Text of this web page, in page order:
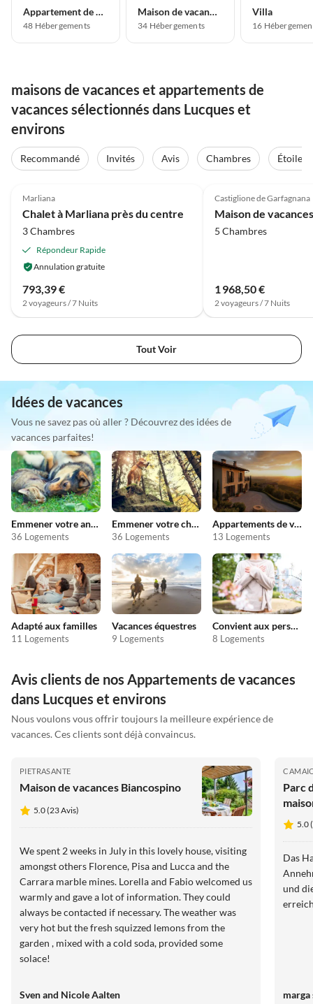
Appartement de vacances
48 Hébergements
Maison de vacances
34 Hébergements
Villa
16
maisons de vacances et appartements de
vacances sélectionnés dans Lucques et
environs
Recommandé Invités Avis Chambres
Étoiles
Marliana
Chalet à Marliana près du centre
3 Chambres
Répondeur Rapide
Annulation gratuite
793,39 €
2 voyageurs / 7 Nuits
Castiglione de Garfagnana
5 Chambres
1 968,50 €
2 voyageurs / 7 Nuits
Tout Voir
Idées de vacances
Vous ne savez pas où aller ? Découvrez des idées de
vacances parfaites!
Emmener votre animal en vacances
36 Logements
Emmener votre chien en vacances
36 Logements
Appartements de vacances pas chers
13 Logements
Adapté aux familles
11 Logements
Vacances équestres
9 Logements
Convient aux personnes allergiques
8 Logements
Avis clients de nos Appartements de vacances
dans Lucques et environs
Nous voulons vous offrir toujours la meilleure expérience de
vacances. Ces clients sont déjà convaincus.
PIETRASANTE
Maison de vacances Biancospino
5.0 (23 Avis)
We spent 2 weeks in July in this lovely house, visiting
amongst others Florence, Pisa and Lucca and the
Carrara marble mines. Lorella and Fabio welcomed us
warmly and gave a lot of information. They could
always be contacted if necessary. The weather was
very hot but the fresh squizzed lemons from the
garden , mixed with a cold soda, provided some
solace!
Sven and Nicole Aalten
Parc
5.0
Das
und